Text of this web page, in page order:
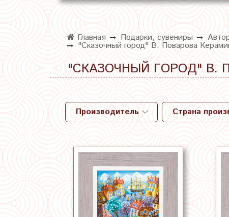
Главная Подарки, сувениры
"Сказочный город" В. Поварова
"СКАЗОЧНЫЙ ГОРОД" В.
Производитель Страна